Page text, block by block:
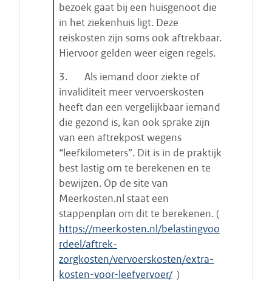
bezoek gaat bij een huisgenoot die
in het ziekenhuis ligt. Deze
reiskosten zijn soms ook aftrekbaar.
Hiervoor gelden weer eigen regels.
3. Als iemand door ziekte of
invaliditeit meer vervoerskosten
heeft dan een vergelijkbaar iemand
die gezond is, kan ook sprake zijn
van een aftrekpost wegens
“leefkilometers”. Dit is in de praktijk
best lastig om te berekenen en te
bewijzen. Op de site van
Meerkosten.nl staat een
stappenplan om dit te berekenen. (
https://meerkosten.nl/belastingvoo
rdeel/aftrek-
zorgkosten/vervoerskosten/extra-
kosten-voor-leefvervoer/ )